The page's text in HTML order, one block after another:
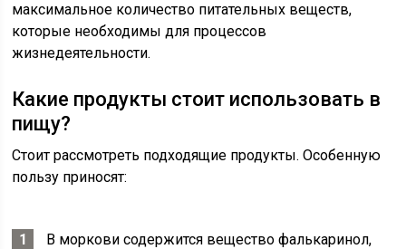
максимальное количество питательных веществ,
которые необходимы для процессов
жизнедеятельности.
Какие продукты стоит использовать в
пищу?
Стоит рассмотреть подходящие продукты. Особенную
пользу приносят:
В моркови содержится вещество фалькаринол,